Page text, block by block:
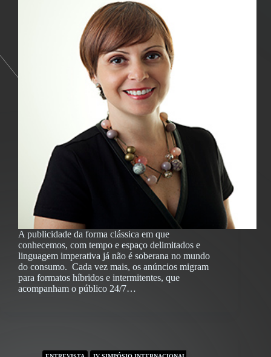
A publicidade da forma clássica em que
conhecemos, com tempo e espaço delimitados e
linguagem imperativa já não é soberana no mundo
do consumo. Cada vez mais, os anúncios migram
para formatos híbridos e intermitentes, que
acompanham o público 24/7…